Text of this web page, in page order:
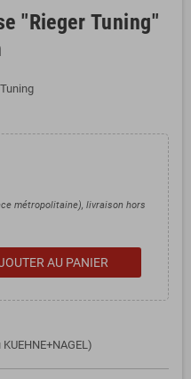
"Rieger Tuning"
métropolitaine), livraison hors
AU PANIER